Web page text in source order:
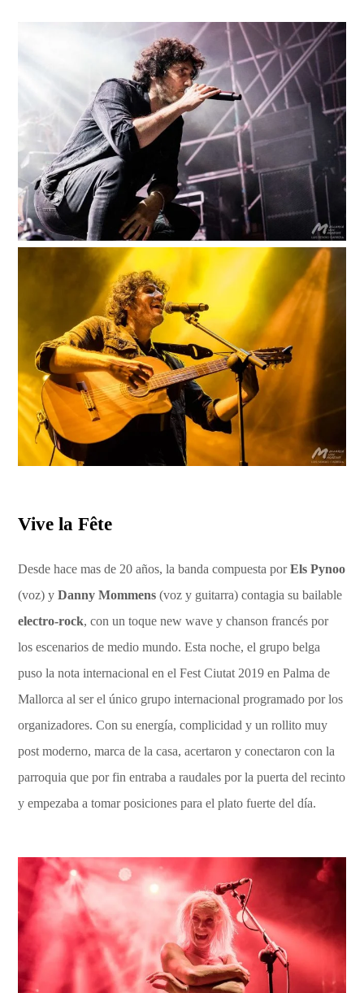
Vive la Fête
Desde hace mas de 20 años, la banda compuesta porEls Pynoo
(voz) yDanny Mommens (voz y guitarra) contagia su bailable
electro-rock, con un toque new wave y chanson francés por
los escenarios de medio mundo. Esta noche, el grupo belga
puso la nota internacional en el Fest Ciutat 2019 en Palma de
Mallorca al ser el único grupo internacional programado por los
organizadores. Con su energía, complicidad y un rollito muy
post moderno, marca de la casa, acertaron y conectaron con la
parroquia que por fin entraba a raudales por la puerta del recinto
y empezaba a tomar posiciones para el plato fuerte del día.